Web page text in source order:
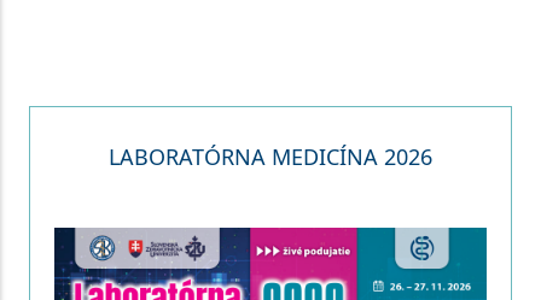
LABORATÓRNA MEDICÍNA 2026